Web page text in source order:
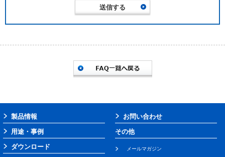
製品情報
用途・事例
ダウンロード
お問い合わせ
その他
メールマガジン